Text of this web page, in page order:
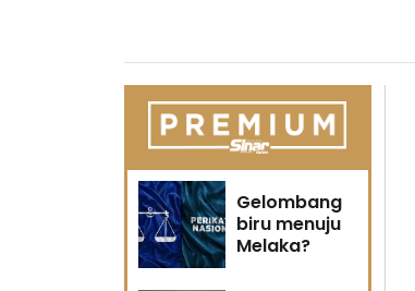
Gelombang
biru menuju
Melaka?